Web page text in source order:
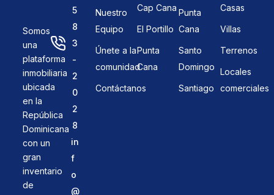
Somos
una
plataforma
inmobiliaria
ubicada
en la
República
Dominicana
con un
gran
inventario
de
5
8
3
-
2
0
2
8
in
f
o
@
Nuestro
Equipo
Únete a la
comunidad
Contáctanos
Cap Cana
El Portillo
Punta
Cana
Punta
Cana
Santo
Domingo
Santiago
Casas
Villas
Terrenos
Locales
comerciales